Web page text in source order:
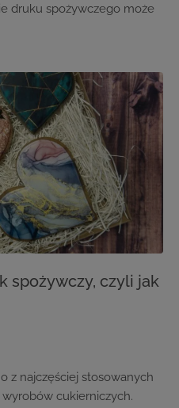
druku spożywczego może
spożywczy, czyli jak
z najczęściej stosowanych
cukierniczych.